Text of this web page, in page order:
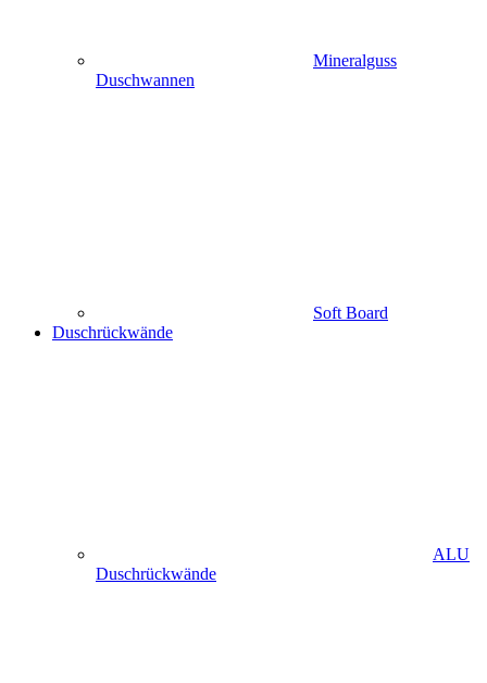
Mineralguss
Duschwannen
Soft Board
Duschrückwände
ALU
Duschrückwände